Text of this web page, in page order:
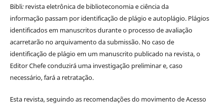
Bibli: revista eletrônica de biblioteconomia e ciência da
informaçãopassam por identificação de plágio e autoplágio. Plágios
identificados em manuscritos durante o processo de avaliação
acarretarão no arquivamento da submissão. No caso de
identificação de plágio em um manuscrito publicado na revista, o
Editor Chefe conduzirá uma investigação preliminar e, caso
necessário, fará a retratação.
Esta revista, seguindo as recomendações do movimento de Acesso